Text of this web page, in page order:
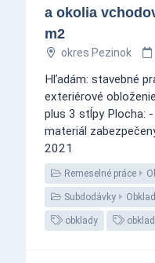
a okolia
m2
okres Pezinok
Hľadám: stavebné
exteriérové
plus 3 stĺpy Plocha:
materiál
2021
Remeselné práce
Subdodávky
obklady